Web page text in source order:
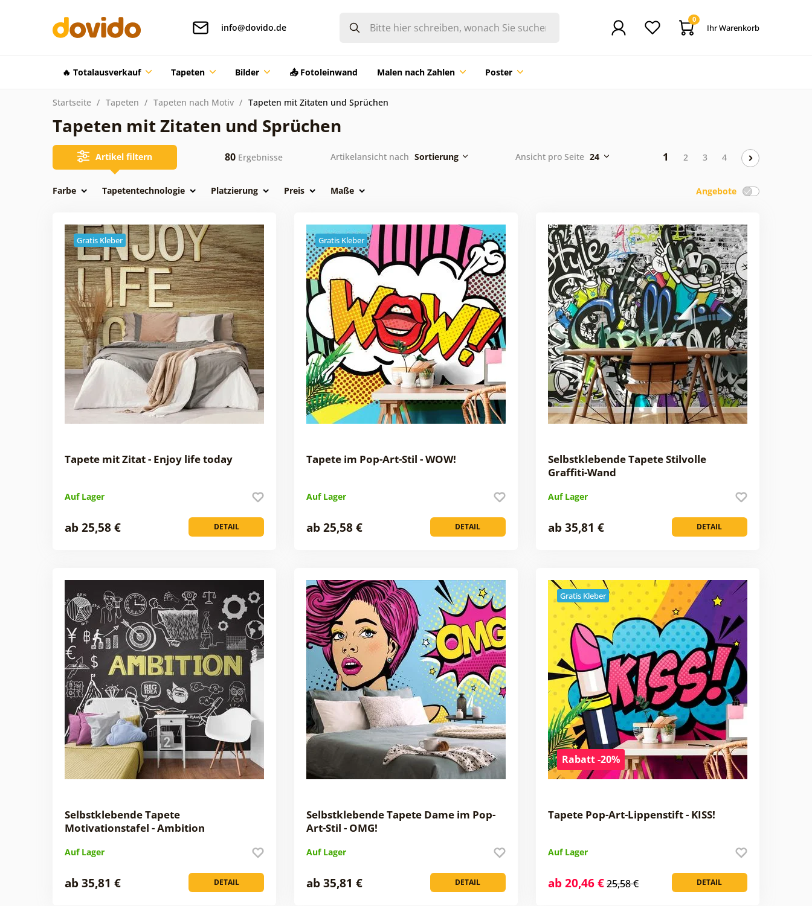
info@dovido.de
0
Ihr Warenkorb
🔥 Totalausverkauf Tapeten Bilder 📤 Fotoleinwand Malen nach Zahlen Poster
Startseite Tapeten Tapeten nach Motiv Tapeten mit Zitaten und Sprüchen
Tapeten mit Zitaten und Sprüchen
Artikel filtern 80Ergebnisse Artikelansicht nach Sortierung Ansicht pro Seite 24 1 2 3 4
Angebote
Farbe Tapetentechnologie Platzierung Preis Maße
Gratis Kleber
Tapete mit Zitat - Enjoy life today
Auf Lager
DETAIL
ab 25,58 €
Gratis Kleber
Tapete im Pop-Art-Stil - WOW!
Auf Lager
DETAIL
ab 25,58 €
Selbstklebende Tapete Stilvolle
Graffiti-Wand
Auf Lager
DETAIL
ab 35,81 €
Selbstklebende Tapete
Motivationstafel - Ambition
Auf Lager
DETAIL
ab 35,81 €
Selbstklebende Tapete Dame im Pop-
Art-Stil - OMG!
Auf Lager
DETAIL
ab 35,81 €
Gratis Kleber
Rabatt -20%
Tapete Pop-Art-Lippenstift - KISS!
Auf Lager
DETAIL
ab 20,46 €25,58 €